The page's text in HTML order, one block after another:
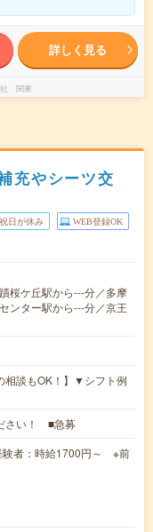
詳しく見る
社 関東
充やシーツ交
日が休み WEB登録OK
桜ケ丘駅から---分／多摩
ンター駅から---分／京王
談もOK！】▼シフト例
さい！ ■急募
者：時給1700円～ ※前